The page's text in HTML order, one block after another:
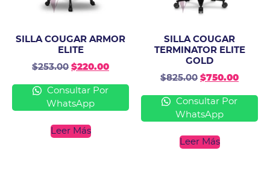
SILLA COUGAR ARMOR
ELITE
$253.00 $220.00
Consultar Por
WhatsApp
Leer Más
SILLA COUGAR
TERMINATOR ELITE
GOLD
$825.00 $750.00
Consultar Por
WhatsApp
Leer Más